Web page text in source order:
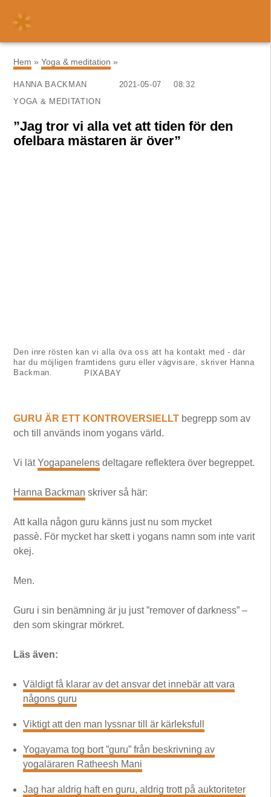
Hem »Yoga & meditation »
HANNA BACKMAN 2021-05-07
08:32
YOGA & MEDITATION
”Jag tror vi alla vet att tiden för den
ofelbara mästaren är över”
Den inre rösten kan vi alla öva oss att ha kontakt med - där
har du möjligen framtidens guru eller vägvisare, skriver Hanna
Backman.
PIXABAY
GURU ÄR ETT KONTROVERSIELLT begrepp som av
och till används inom yogans värld.
Vi lätYogapanelens deltagare reflektera över begreppet.
Hanna Backman skriver så här:
Att kalla någon guru känns just nu som mycket
passè. För mycket har skett i yogans namn som inte varit
okej.
Men.
Guru i sin benämning är ju just ”remover of darkness” –
den som skingrar mörkret.
Läs även:
Väldigt få klarar av det ansvar det innebär att vara
någons guru
Viktigt att den man lyssnar till är kärleksfull
Yogayama tog bort ”guru” från beskrivning av
yogaläraren Ratheesh Mani
Jag har aldrig haft en guru, aldrig trott på auktoriteter